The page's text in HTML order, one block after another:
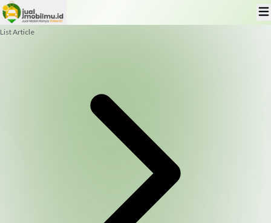
List Article